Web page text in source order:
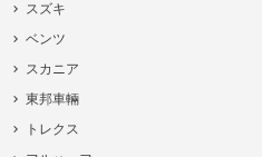
スズキ
ベンツ
スカニア
東邦車輛
トレクス